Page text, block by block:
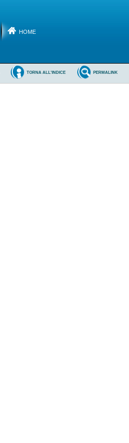
HOME
PERMALINK
TORNA ALL'INDICE